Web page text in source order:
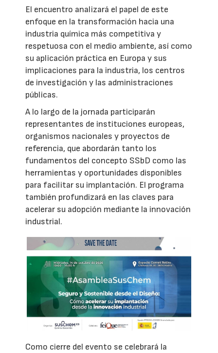
El encuentro analizará el papel de este
enfoque en la transformación hacia una
industria química más competitiva y
respetuosa con el medio ambiente, así como
su aplicación práctica en Europa y sus
implicaciones para la industria, los centros
de investigación y las administraciones
públicas.
A lo largo de la jornada participarán
representantes de instituciones europeas,
organismos nacionales y proyectos de
referencia, que abordarán tanto los
fundamentos del concepto SSbD como las
herramientas y oportunidades disponibles
para facilitar su implantación. El programa
también profundizará en las claves para
acelerar su adopción mediante la innovación
industrial.
Como cierre del evento se celebrará la